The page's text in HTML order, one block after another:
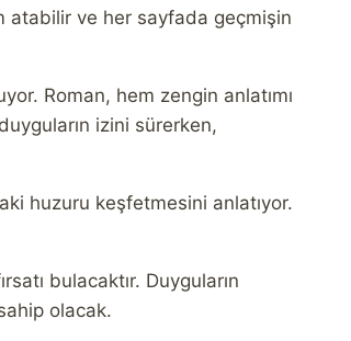
atabilir ve her sayfada geçmişin
Roman, hem zengin anlatımı
izini sürerken,
huzuru keşfetmesini anlatıyor.
bulacaktır. Duyguların
olacak.